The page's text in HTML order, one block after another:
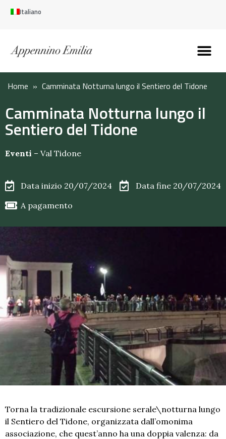
Italiano
Home » Camminata Notturna lungo il Sentiero del Tidone
Camminata Notturna lungo il
Sentiero del Tidone
Eventi – Val Tidone
Data inizio 20/07/2024
Data fine 20/07/2024
A pagamento
Torna la tradizionale escursione serale\notturna lungo
il Sentiero del Tidone, organizzata dall’omonima
associazione, che quest’anno ha una doppia valenza: da